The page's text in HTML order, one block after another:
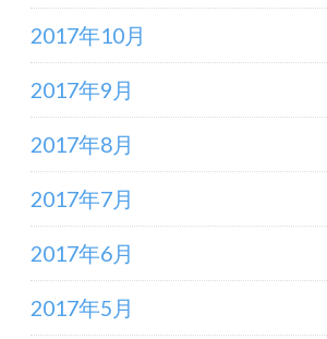
2017年10月
2017年9月
2017年8月
2017年7月
2017年6月
2017年5月